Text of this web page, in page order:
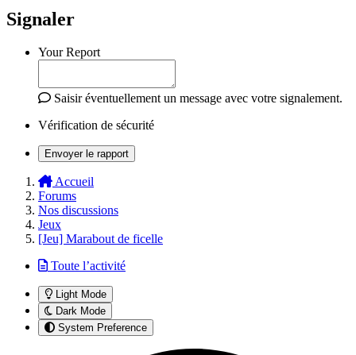
Signaler
Your Report
Saisir éventuellement un message avec votre signalement.
Vérification de sécurité
Envoyer le rapport
Accueil
Forums
Nos discussions
Jeux
[Jeu] Marabout de ficelle
Toute l’activité
Light Mode
Dark Mode
System Preference